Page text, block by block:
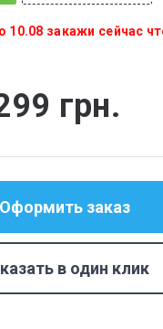
10.08 закажи сейчас
грн.
Оформить заказ
в один клик